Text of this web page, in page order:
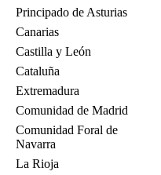
Principado de Asturias
Canarias
Castilla y León
Cataluña
Extremadura
Comunidad de Madrid
Comunidad Foral de
Navarra
La Rioja